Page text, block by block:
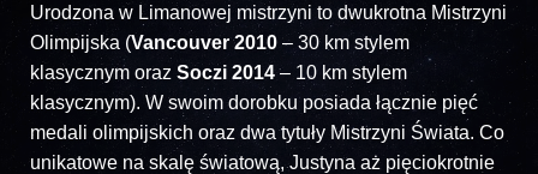
Urodzona w Limanowej mistrzyni to dwukrotna Mistrzyni
Olimpijska (Vancouver 2010 – 30 km stylem
klasycznym oraz Soczi 2014– 10 km stylem
klasycznym). W swoim dorobku posiada łącznie pięć
medali olimpijskich oraz dwa tytuły Mistrzyni Świata. Co
unikatowe na skalę światową, Justyna aż pięciokrotnie